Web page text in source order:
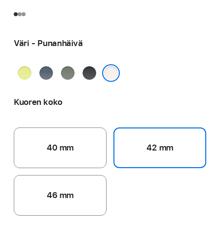
Väri - Punan­häivä
Neonkeltainen
Ankkurinsininen
Vihreänharmaa
Musta
Kuoren koko
40 mm 42 mm
46 mm